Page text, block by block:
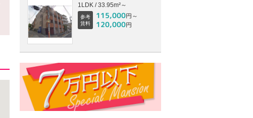
1LDK / 33.95m²～
参考
賃料
115,000円～
120,000円